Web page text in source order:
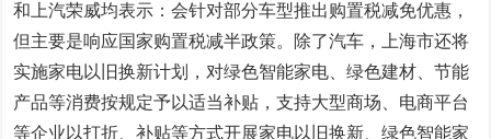
和上汽荣威均表示：会针对部分车型推出购置税减免优惠，
但主要是响应国家购置税减半政策。除了汽车，上海市还将
实施家电以旧换新计划，对绿色智能家电、绿色建材、节能
产品等消费按规定予以适当补贴，支持大型商场、电商平台
等企业以打折、补贴等方式开展家电以旧换新、绿色智能家